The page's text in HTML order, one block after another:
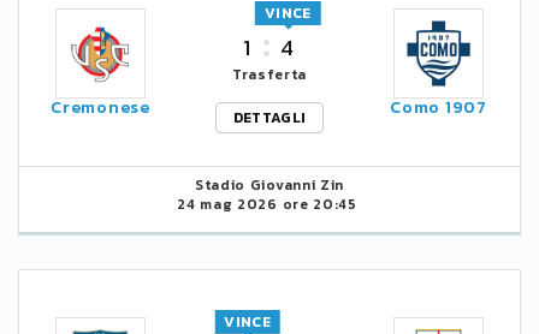
Cremonese
1 4
VINCE
Trasferta
DETTAGLI
Como 1907
Stadio Giovanni Zin
24 mag 2026 ore 20:45
VINCE